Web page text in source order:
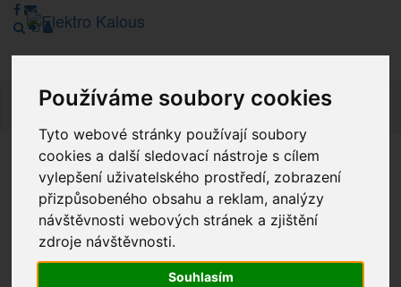
Používáme soubory cookies
Tyto webové stránky používají soubory
cookies a další sledovací nástroje s cílem
vylepšení uživatelského prostředí, zobrazení
přizpůsobeného obsahu a reklam, analýzy
návštěvnosti webových stránek a zjištění
zdroje návštěvnosti.
Souhlasím
Vážení zákazníci, v tuto chvíli je Náš internetový obchod v
režimu Katalogu. Objednávky on-line nyní nelze vyřídit.
Děkujeme za pochopení.